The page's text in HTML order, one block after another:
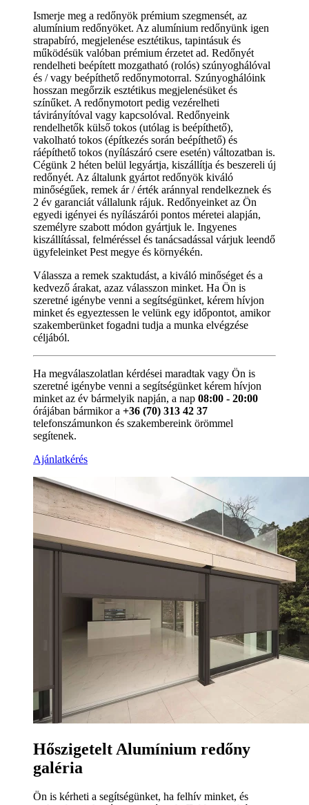
Ismerje meg a redőnyök prémium szegmensét, az
alumínium redőnyöket. Az alumínium redőnyünk igen
strapabíró, megjelenése esztétikus, tapintásuk és
működésük valóban prémium érzetet ad. Redőnyét
rendelheti beépített mozgatható (rolós) szúnyoghálóval
és / vagy beépíthető redőnymotorral. Szúnyoghálóink
hosszan megőrzik esztétikus megjelenésüket és
színűket. A redőnymotort pedig vezérelheti
távirányítóval vagy kapcsolóval. Redőnyeink
rendelhetők külső tokos (utólag is beépíthető),
vakolható tokos (építkezés során beépíthető) és
ráépíthető tokos (nyílászáró csere esetén) változatban is.
Cégünk 2 héten belül legyártja, kiszállítja és beszereli új
redőnyét. Az általunk gyártot redőnyök kiváló
minőségűek, remek ár / érték aránnyal rendelkeznek és
2 év garanciát vállalunk rájuk. Redőnyeinket az Ön
egyedi igényei és nyílászárói pontos méretei alapján,
személyre szabott módon gyártjuk le. Ingyenes
kiszállítással, felméréssel és tanácsadással várjuk leendő
ügyfeleinket Pest megye és környékén.
Válassza a remek szaktudást, a kiváló minőséget és a
kedvező árakat, azaz válasszon minket. Ha Ön is
szeretné igénybe venni a segítségünket, kérem hívjon
minket és egyeztessen le velünk egy időpontot, amikor
szakemberünket fogadni tudja a munka elvégzése
céljából.
Ha megválaszolatlan kérdései maradtak vagy Ön is
szeretné igénybe venni a segítségünket kérem hívjon
minket az év bármelyik napján, a nap 08:00 - 20:00
órájában bármikor a +36 (70) 313 42 37
telefonszámunkon és szakembereink örömmel
segítenek.
Ajánlatkérés
Hőszigetelt Alumínium redőny
galéria
Ön is kérheti a segítségünket, ha felhív minket, és